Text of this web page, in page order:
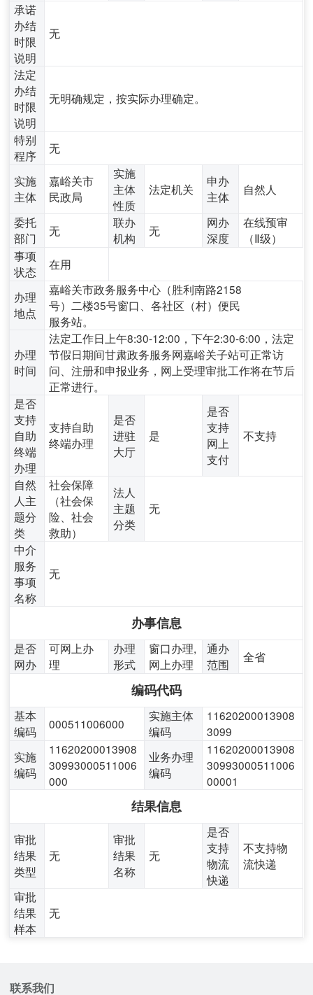
承诺
办结
时限
说明
无
法定
办结
时限
说明
无明确规定，按实际办理确定。
特别
程序
无
实施
主体
嘉峪关市
民政局
实施
主体
性质
法定机关
申办
主体
自然人
委托
部门
无
联办
机构
无
网办
深度
在线预审
（Ⅱ级）
事项
状态
在用
办理
地点
嘉峪关市政务服务中心（胜利南路2158
号）二楼35号窗口、各社区（村）便民
服务站。
办理
时间
法定工作日上午8:30-12:00，下午2:30-6:00，法定
节假日期间甘肃政务服务网嘉峪关子站可正常访
问、注册和申报业务，网上受理审批工作将在节后
正常进行。
是否
支持
自助
终端
办理
支持自助
终端办理
是否
进驻
大厅
是
是否
支持
网上
支付
不支持
自然
人主
题分
类
社会保障
（社会保
险、社会
救助）
法人
主题
分类
无
中介
服务
事项
名称
无
办事信息
是否
网办
可网上办
理
办理
形式
窗口办理,
网上办理
通办
范围
全省
编码代码
基本
编码
000511006000
实施主体
编码
11620200013908
3099
实施
编码
11620200013908
30993000511006
000
业务办理
编码
11620200013908
30993000511006
00001
结果信息
审批
结果
类型
无
审批
结果
名称
无
是否
支持
物流
快递
不支持物
流快递
审批
结果
样本
无
联系我们